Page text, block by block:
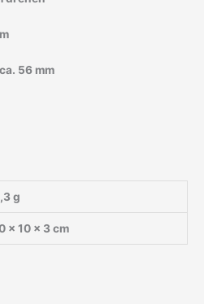
56 mm
g
× 10 × 3 cm